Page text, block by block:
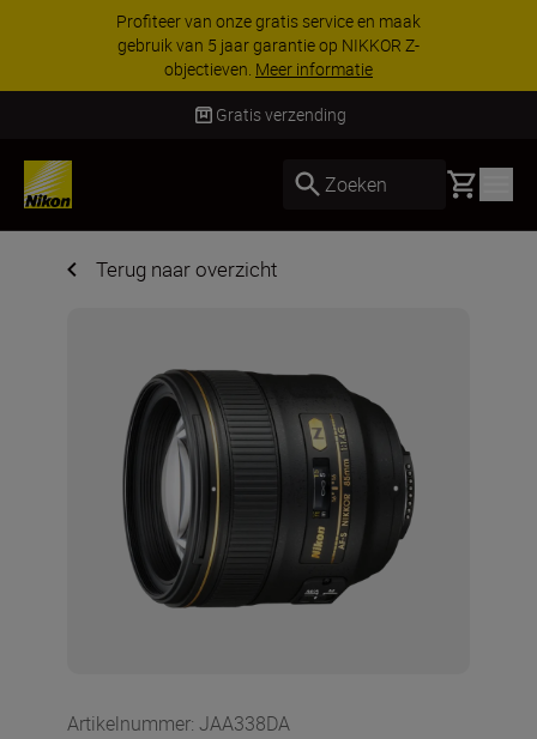
Profiteer van onze gratis service en maak
gebruik van 5 jaar garantie op NIKKOR Z-
objectieven. Meer informatie
Gratis verzending
Zoeken Basket
Terug naar overzicht
Artikelnummer: JAA338DA